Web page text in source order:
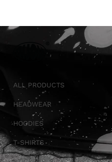
ALL PRODUCTS
HEADWEAR
HOODIES
T-SHIRTS